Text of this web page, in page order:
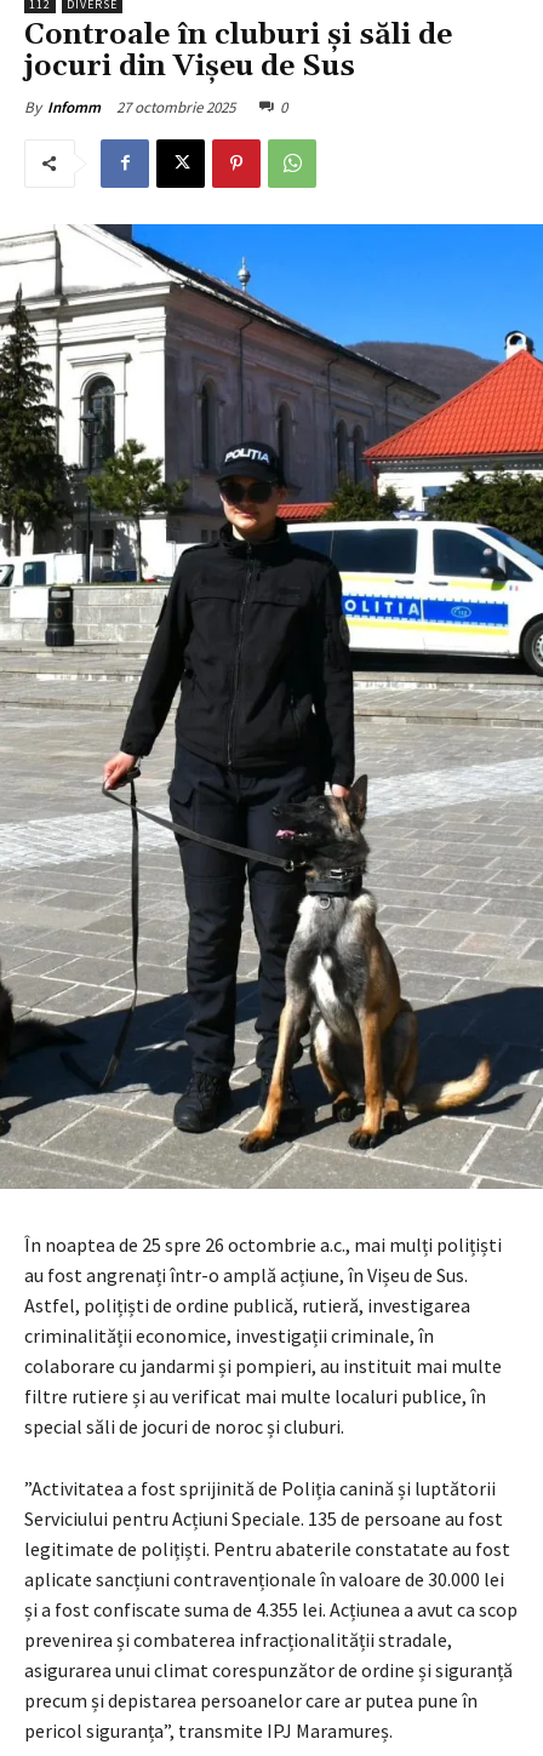
112 DIVERSE
Controale în cluburi și săli de
jocuri din Vișeu de Sus
By Infomm 27 octombrie 2025 0
În noaptea de 25 spre 26 octombrie a.c., mai mulți polițiști
au fost angrenați într-o amplă acțiune, în Vișeu de Sus.
Astfel, polițiști de ordine publică, rutieră, investigarea
criminalității economice, investigații criminale, în
colaborare cu jandarmi și pompieri, au instituit mai multe
filtre rutiere și au verificat mai multe localuri publice, în
special săli de jocuri de noroc și cluburi.
”Activitatea a fost sprijinită de Poliția canină și luptătorii
Serviciului pentru Acțiuni Speciale. 135 de persoane au fost
legitimate de polițiști. Pentru abaterile constatate au fost
aplicate sancțiuni contravenționale în valoare de 30.000 lei
și a fost confiscate suma de 4.355 lei. Acțiunea a avut ca scop
prevenirea și combaterea infracționalității stradale,
asigurarea unui climat corespunzător de ordine și siguranță
precum și depistarea persoanelor care ar putea pune în
pericol siguranța”, transmite IPJ Maramureș.